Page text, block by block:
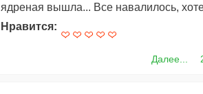
ядреная вышла... Все навалилось,
Нравится:
Далее...